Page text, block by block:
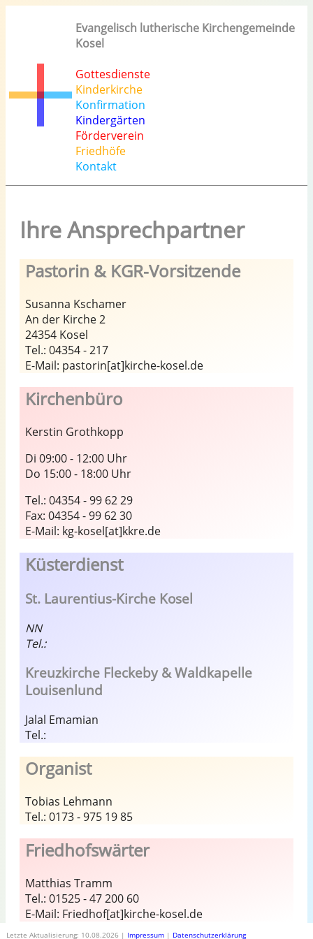
Evangelisch lutherische Kirchengemeinde
Kosel
Gottesdienste
Kinderkirche
Konfirmation
Kindergärten
Förderverein
Friedhöfe
Kontakt
Ihre Ansprechpartner
Pastorin & KGR-Vorsitzende
Susanna Kschamer
An der Kirche 2
24354 Kosel
Tel.: 04354 - 217
E-Mail: pastorin[at]kirche-kosel.de
Kirchenbüro
Kerstin Grothkopp
Di 09:00 - 12:00 Uhr
Do 15:00 - 18:00 Uhr
Tel.: 04354 - 99 62 29
Fax: 04354 - 99 62 30
E-Mail: kg-kosel[at]kkre.de
Küsterdienst
St. Laurentius-Kirche Kosel
NN
Tel.:
Kreuzkirche Fleckeby & Waldkapelle
Louisenlund
Jalal Emamian
Tel.:
Organist
Tobias Lehmann
Tel.: 0173 - 975 19 85
Friedhofswärter
Matthias Tramm
Tel.: 01525 - 47 200 60
E-Mail: Friedhof[at]kirche-kosel.de
Letzte Aktualisierung: 10.08.2026 | Impressum| Datenschutzerklärung